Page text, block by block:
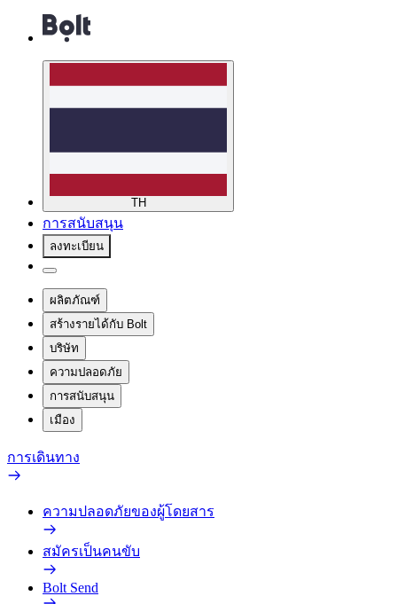
TH
การสนับสนุน
ลงทะเบียน
ผลิตภัณฑ์
สร้างรายได้กับ Bolt
บริษัท
ความปลอดภัย
การสนับสนุน
เมือง
การเดินทาง
ความปลอดภัยของผู้โดยสาร
สมัครเป็นคนขับ
Bolt Send